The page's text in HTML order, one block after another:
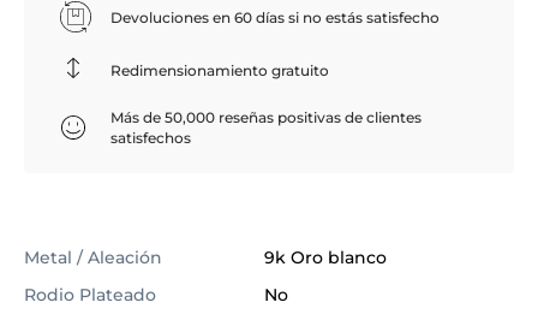
Devoluciones en 60 días si no estás satisfecho
Redimensionamiento gratuito
Más de 50,000 reseñas positivas de clientes
satisfechos
Metal / Aleación
9k Oro blanco
Rodio Plateado
No